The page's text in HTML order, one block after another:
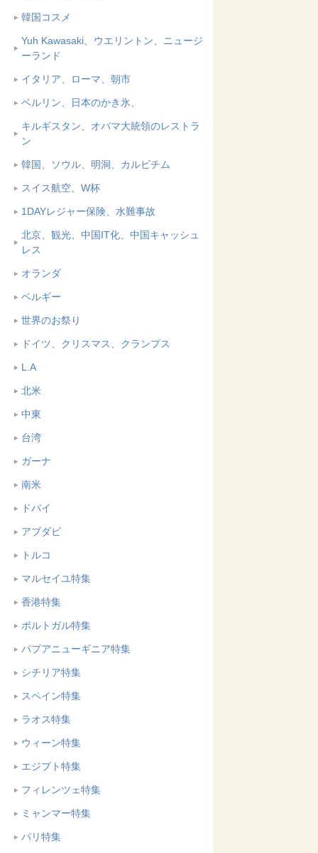
韓国コスメ
Yuh Kawasaki、ウエリントン、ニュージ
ーランド
イタリア、ローマ、朝市
ベルリン、日本のかき氷、
キルギスタン、オバマ大統領のレストラ
ン
韓国、ソウル、明洞、カルビチム
スイス航空、W杯
1DAYレジャー保険、水難事故
北京、観光、中国IT化、中国キャッシュ
レス
オランダ
ベルギー
世界のお祭り
ドイツ、クリスマス、クランプス
L.A
北米
中東
台湾
ガーナ
南米
ドバイ
アブダビ
トルコ
マルセイユ特集
香港特集
ポルトガル特集
パプアニューギニア特集
シチリア特集
スペイン特集
ラオス特集
ウィーン特集
エジプト特集
フィレンツェ特集
ミャンマー特集
パリ特集